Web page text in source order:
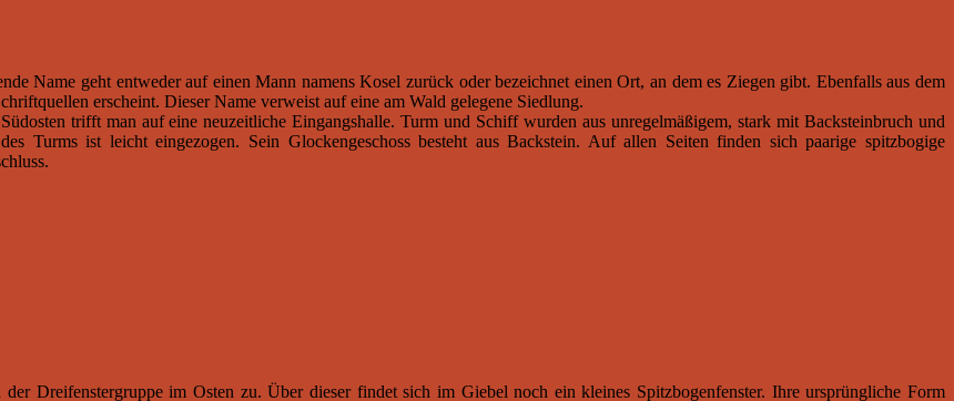
Name geht entweder auf einen Mann namens Kosel zurück oder bezeichnet einen Ort, an dem es Ziegen gibt. Ebenfalls aus dem
erscheint. Dieser Name verweist auf eine am Wald gelegene Siedlung.
trifft man auf eine neuzeitliche Eingangshalle. Turm und Schiff wurden aus unregelmäßigem, stark mit Backsteinbruch und
Turms ist leicht eingezogen. Sein Glockengeschoss besteht aus Backstein. Auf allen Seiten finden sich paarige spitzbogige
Dreifenstergruppe im Osten zu. Über dieser findet sich im Giebel noch ein kleines Spitzbogenfenster. Ihre ursprüngliche Form